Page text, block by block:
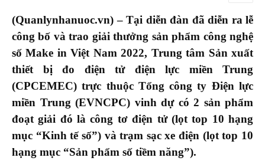
(Quanlynhanuoc.vn) – Tại diễn đàn đã diễn ra lễ
công bố và trao giải thưởng sản phẩm công nghệ
số Make in Việt Nam 2022, Trung tâm Sản xuất
thiết bị đo điện tử điện lực miền Trung
(CPCEMEC) trực thuộc Tổng công ty Điện lực
miền Trung (EVNCPC) vinh dự có 2 sản phẩm
đoạt giải đó là công tơ điện tử (lọt top 10 hạng
mục “Kinh tế số”) và trạm sạc xe điện (lọt top 10
hạng mục “Sản phẩm số tiềm năng”).